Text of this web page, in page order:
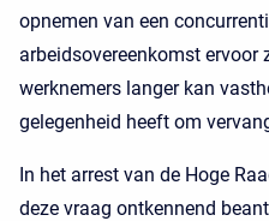
opnemen van een
arbeidsovereenkomst ervoor
werknemers langer kan
gelegenheid heeft om
In het arrest van de Hoge
deze vraag ontkennend